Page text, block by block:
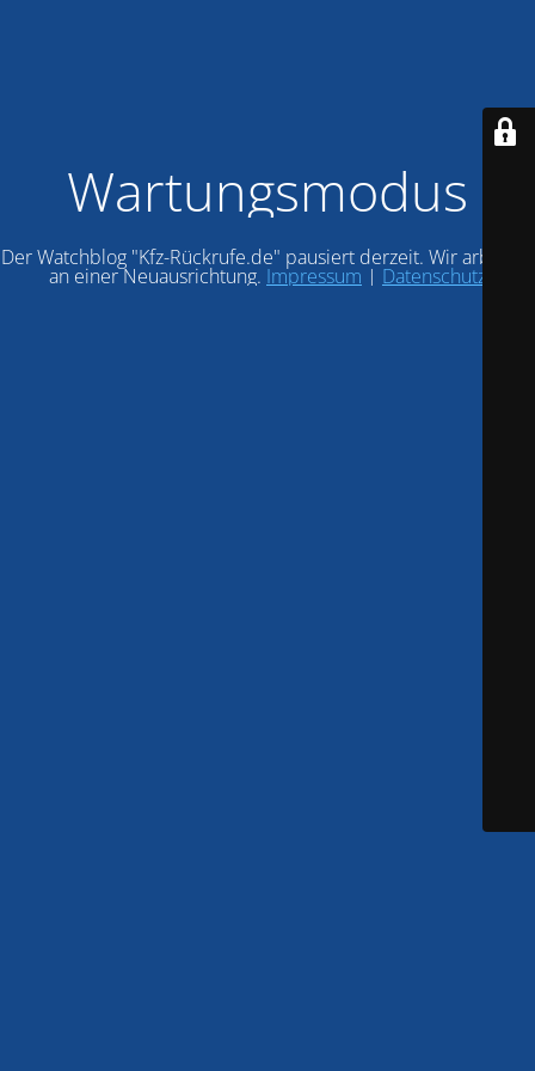
Wartungsmodus
Der Watchblog "Kfz-Rückrufe.de" pausiert derzeit. Wir arbeiten
an einer Neuausrichtung. Impressum | Datenschutz